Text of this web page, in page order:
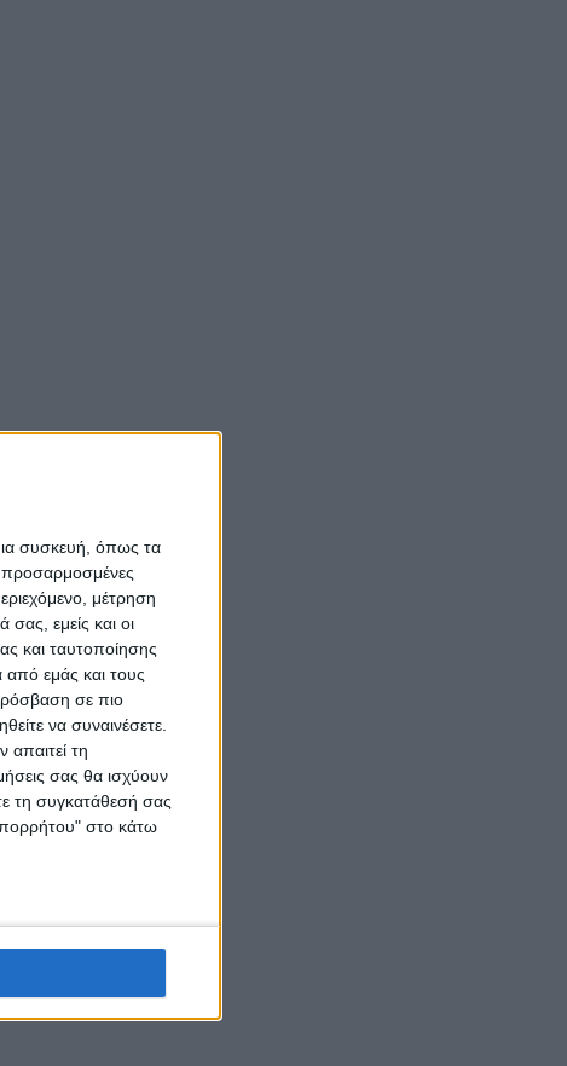
συσκευή, όπως τα
προσαρμοσμένες
μέτρηση
σας, εμείς και οι
και ταυτοποίησης
από εμάς και τους
σε πιο
να συναινέσετε.
τη
σας θα ισχύουν
τη συγκατάθεσή σας
στο κάτω